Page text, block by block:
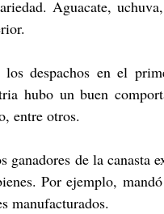
Aguacate,
despachos en el
hubo un buen
entre otros.
de la canasta
Por ejemplo,
manufacturados.